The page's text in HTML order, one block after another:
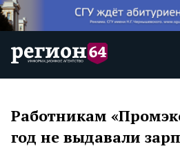
Работникам
год не выдавали